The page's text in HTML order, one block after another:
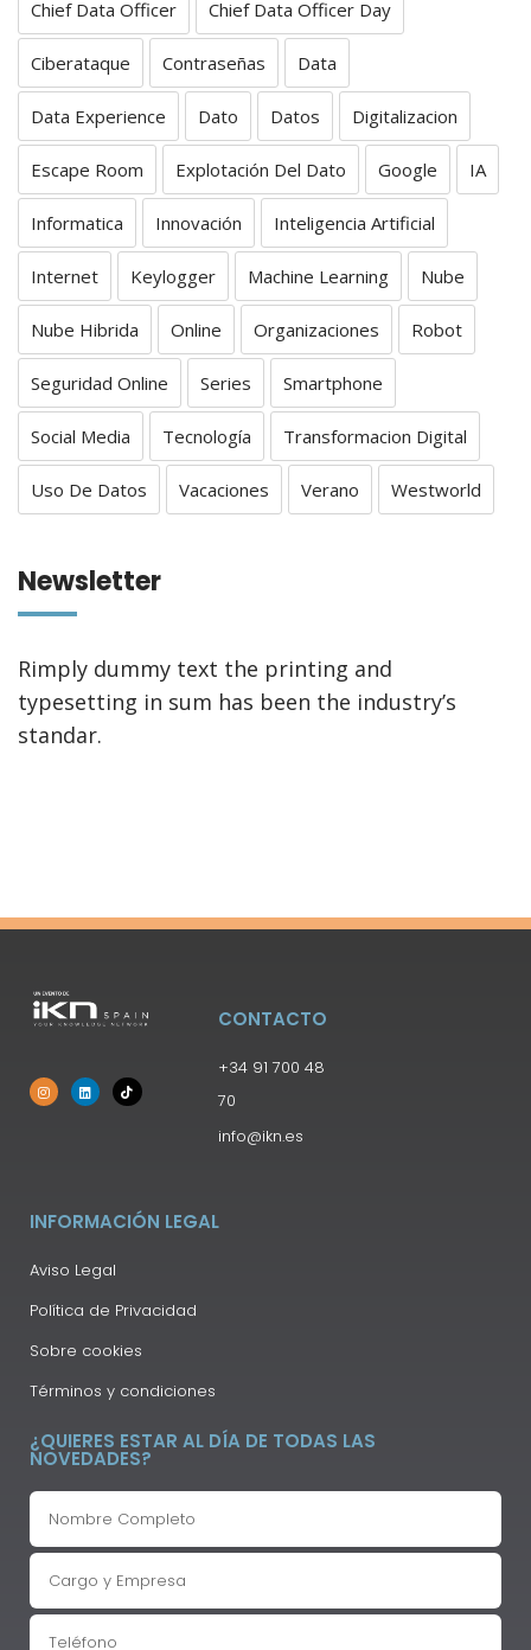
Chief Data Officer Chief Data Officer Day
Ciberataque Contraseñas Data
Data Experience Dato Datos Digitalizacion
Escape Room Explotación Del Dato Google IA
Informatica Innovación Inteligencia Artificial
Internet Keylogger Machine Learning Nube
Nube Hibrida Online Organizaciones Robot
Seguridad Online Series Smartphone
Social Media Tecnología Transformacion Digital
Uso De Datos Vacaciones Verano Westworld
Newsletter
Rimply dummy text the printing and
typesetting in sum has been the industry’s
standar.
CONTACTO
+34 91 700 48
70
info@ikn.es
INFORMACIÓN LEGAL
Aviso Legal
Política de Privacidad
Sobre cookies
Términos y condiciones
¿QUIERES ESTAR AL DÍA DE TODAS LAS
NOVEDADES?